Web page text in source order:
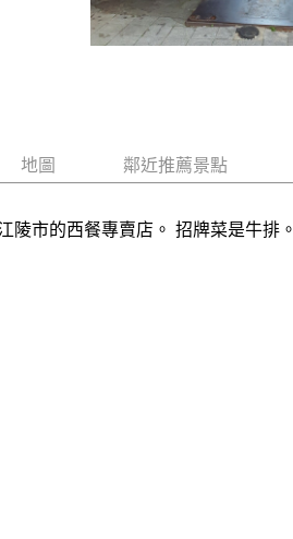
地圖 鄰近推薦景點
陵市的西餐專賣店。 招牌菜是牛排。